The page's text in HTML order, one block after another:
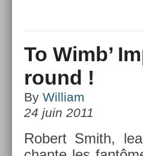
To Wimb’
round !
By William
24 juin 2011
Robert Smith,